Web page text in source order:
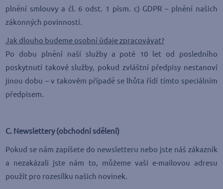
plnění smlouvy a čl. 6 odst. 1 písm. c) GDPR – plnění našich
zákonných povinností.
Jak dlouho budeme osobní údaje zpracovávat?
Po dobu plnění naší služby a poté 10 let od posledního
poskytnutí takové služby, pokud zvláštní předpisy nestanoví
jinou dobu – v takovém případě se lhůta řídí tímto speciálním
předpisem.
C. Newslettery (obchodní sdělení)
Pokud se nám zapíšete do newsletteru nebo jste náš zákazník
a nezakázali jste nám to, můžeme vaši e-mailovou adresu
použít pro rozesílku našich novinek.